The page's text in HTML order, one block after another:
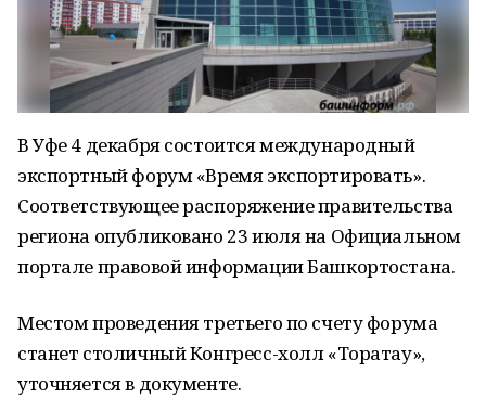
В Уфе 4 декабря состоится международный
экспортный форум «Время экспортировать».
Соответствующее распоряжение правительства
региона опубликовано 23 июля на Официальном
портале правовой информации Башкортостана.
Местом проведения третьего по счету форума
станет столичный Конгресс-холл «Торатау»,
уточняется в документе.